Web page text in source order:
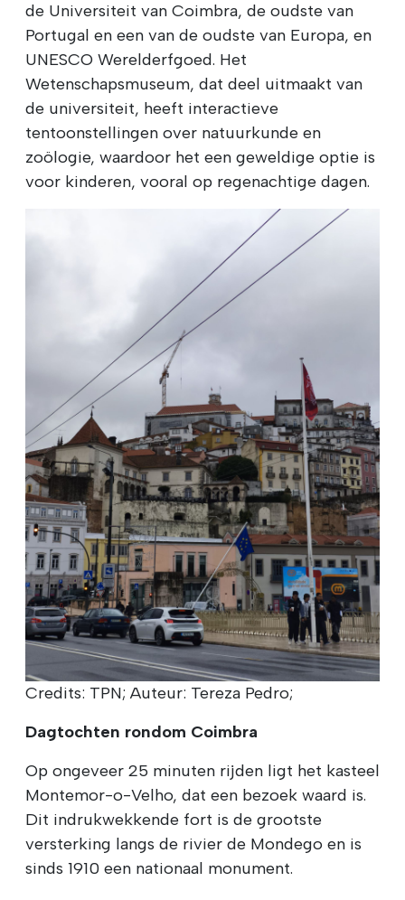
de Universiteit van Coimbra, de oudste van
Portugal en een van de oudste van Europa, en
UNESCO Werelderfgoed. Het
Wetenschapsmuseum, dat deel uitmaakt van
de universiteit, heeft interactieve
tentoonstellingen over natuurkunde en
zoölogie, waardoor het een geweldige optie is
voor kinderen, vooral op regenachtige dagen.
Credits: TPN; Auteur: Tereza Pedro;
Dagtochten rondom Coimbra
Op ongeveer 25 minuten rijden ligt het kasteel
Montemor-o-Velho, dat een bezoek waard is.
Dit indrukwekkende fort is de grootste
versterking langs de rivier de Mondego en is
sinds 1910 een nationaal monument.